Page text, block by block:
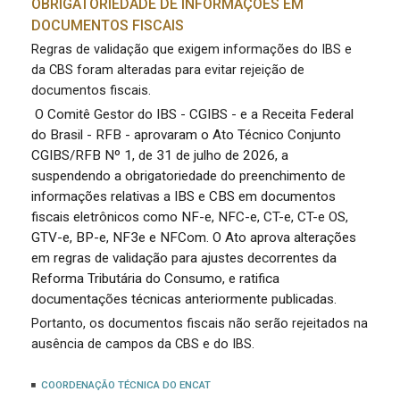
OBRIGATORIEDADE DE INFORMAÇÕES EM
DOCUMENTOS FISCAIS
Regras de validação que exigem informações do IBS e
da CBS foram alteradas para evitar rejeição de
documentos fiscais.
O Comitê Gestor do IBS - CGIBS - e a Receita Federal
do Brasil - RFB - aprovaram o Ato Técnico Conjunto
CGIBS/RFB Nº 1, de 31 de julho de 2026, a
suspendendo a obrigatoriedade do preenchimento de
informações relativas a IBS e CBS em documentos
fiscais eletrônicos como NF-e, NFC-e, CT-e, CT-e OS,
GTV-e, BP-e, NF3e e NFCom. O Ato aprova alterações
em regras de validação para ajustes decorrentes da
Reforma Tributária do Consumo, e ratifica
documentações técnicas anteriormente publicadas.
Portanto, os documentos fiscais não serão rejeitados na
ausência de campos da CBS e do IBS.
COORDENAÇÃO TÉCNICA DO ENCAT